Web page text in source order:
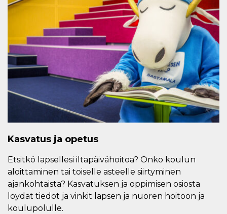
Kasvatus ja opetus
Etsitkö lapsellesi iltapäivähoitoa? Onko koulun
aloittaminen tai toiselle asteelle siirtyminen
ajankohtaista? Kasvatuksen ja oppimisen osiosta
löydät tiedot ja vinkit lapsen ja nuoren hoitoon ja
koulupolulle.